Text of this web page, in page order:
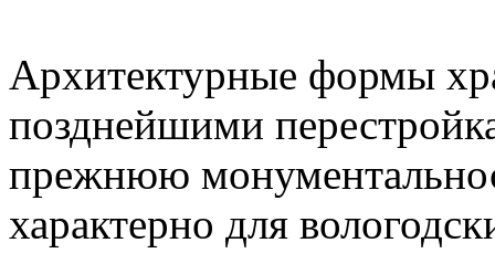
Архитектурные формы
позднейшими
прежнюю
характерно для